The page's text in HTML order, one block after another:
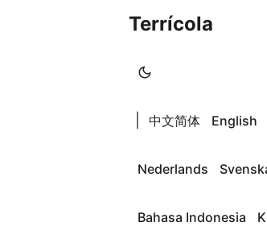
Terrícola
中文简体 English
Nederlands
Bahasa Indonesia